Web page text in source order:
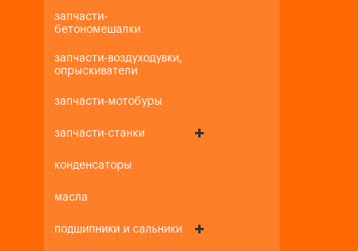
запчасти-
бетономешалки
запчасти-воздуходувки,
опрыскиватели
запчасти-мотобуры
запчасти-станки
конденсаторы
масла
подшипники и сальники